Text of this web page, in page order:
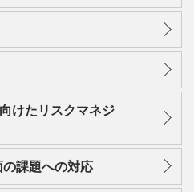
けたリスクマネジ
課題への対応